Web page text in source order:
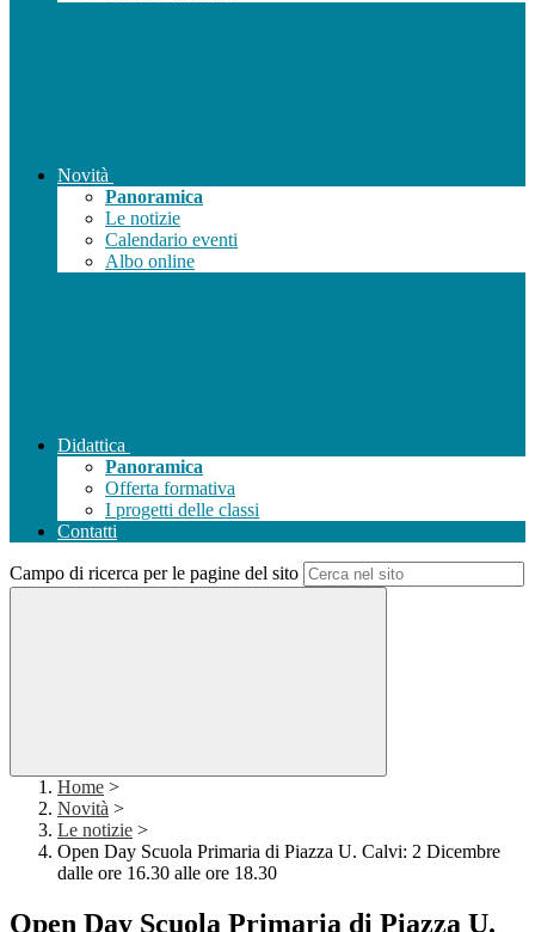
Novità
Panoramica
Le notizie
Calendario eventi
Albo online
Didattica
Panoramica
Offerta formativa
I progetti delle classi
Contatti
Campo di ricerca per le pagine del sito
Home >
Novità >
Le notizie >
Open Day Scuola Primaria di Piazza U. Calvi: 2 Dicembre
dalle ore 16.30 alle ore 18.30
Open Day Scuola Primaria di Piazza U.